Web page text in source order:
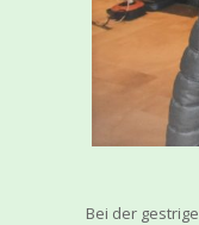
Bei der